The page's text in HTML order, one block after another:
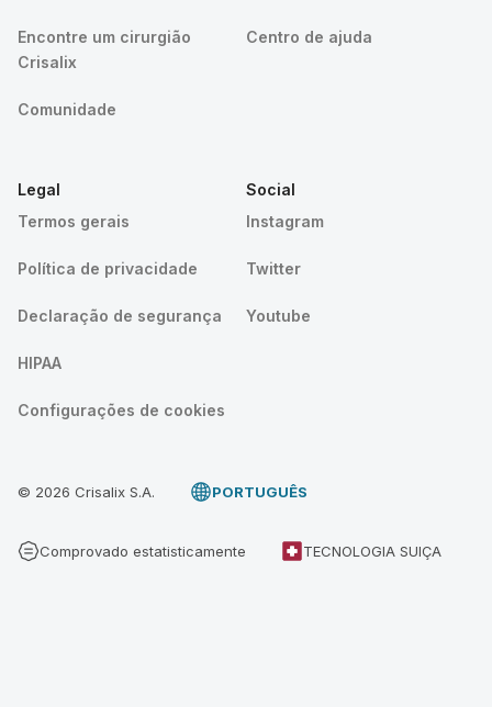
Encontre um cirurgião
Crisalix
Comunidade
Centro de ajuda
Legal
Termos gerais
Política de privacidade
Declaração de segurança
HIPAA
Configurações de cookies
Social
Instagram
Twitter
Youtube
© 2026 Crisalix S.A. PORTUGUÊS
Comprovado estatisticamente TECNOLOGIA SUIÇA